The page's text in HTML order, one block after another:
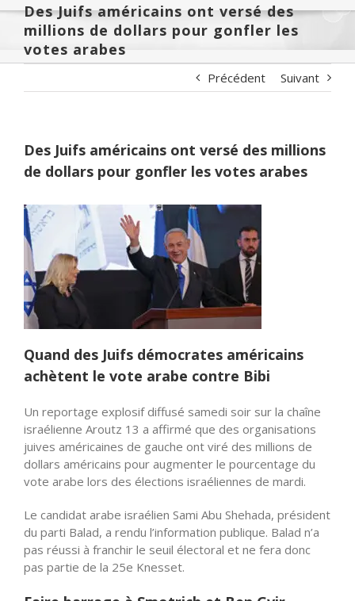
Des Juifs américains ont versé des
millions de dollars pour gonfler les
votes arabes
Précédent Suivant
Des Juifs américains ont versé des millions
de dollars pour gonfler les votes arabes
Quand des Juifs démocrates américains
achètent le vote arabe contre Bibi
Un reportage explosif diffusé samedi soir sur la chaîne
israélienne Aroutz 13 a affirmé que des organisations
juives américaines de gauche ont viré des millions de
dollars américains pour augmenter le pourcentage du
vote arabe lors des élections israéliennes de mardi.
Le candidat arabe israélien Sami Abu Shehada, président
du parti Balad, a rendu l’information publique. Balad n’a
pas réussi à franchir le seuil électoral et ne fera donc
pas partie de la 25e Knesset.